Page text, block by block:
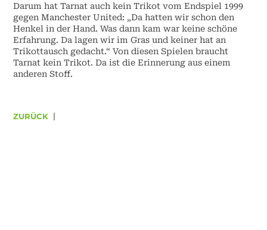
Darum hat Tarnat auch kein Trikot vom Endspiel 1999
gegen Manchester United: „Da hatten wir schon den
Henkel in der Hand. Was dann kam war keine schöne
Erfahrung. Da lagen wir im Gras und keiner hat an
Trikottausch gedacht.“ Von diesen Spielen braucht
Tarnat kein Trikot. Da ist die Erinnerung aus einem
anderen Stoff.
ZURÜCK |